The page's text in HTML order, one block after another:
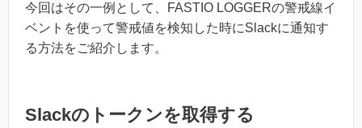
今回はその一例として、FASTIO LOGGERの警戒線イ
ベントを使って警戒値を検知した時にSlackに通知す
る方法をご紹介します。
Slackのトークンを取得する